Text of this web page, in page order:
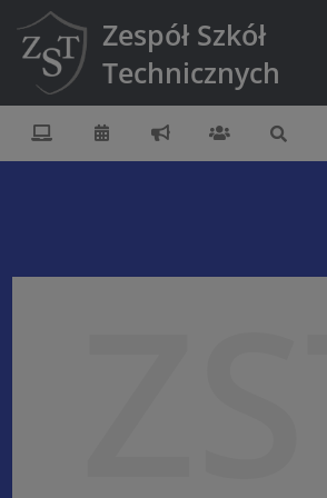
Zespół Szkół
Technicznych